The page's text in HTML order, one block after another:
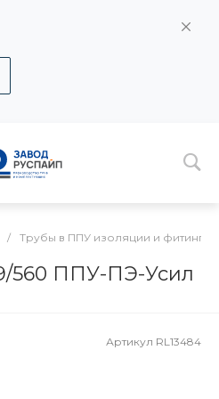
/ Трубы в ППУ изоляции и фитинги
560 ППУ-ПЭ-Усил
Артикул RL13484